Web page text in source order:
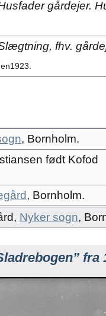
gårdejer.
fhv.
, Bornholm.
født Kofod
, Bornholm.
Nyker sogn,
fra